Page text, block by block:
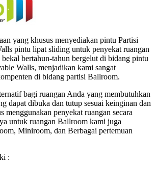
yang khusus menyediakan pintu Partisi
pintu lipat sliding untuk penyekat ruangan
bekal bertahun-tahun bergelut di bidang pintu
Walls, menjadikan kami sangat
di bidang partisi Ballroom.
bagi ruangan Anda yang membutuhkan
dapat dibuka dan tutup sesuai keinginan dan
menggunakan penyekat ruangan secara
untuk ruangan Ballroom kami juga
Miniroom, dan Berbagai pertemuan
: